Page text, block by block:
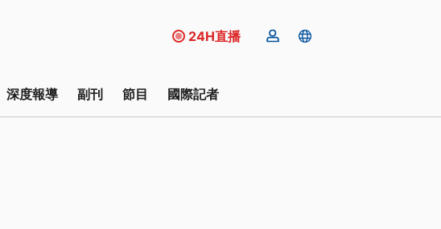
24H直播
深度報導 副刊 節目 國際記者